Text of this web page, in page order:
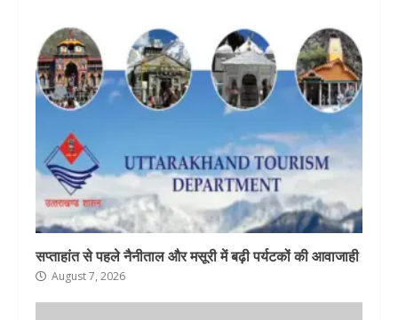
सप्ताहांत से पहले नैनीताल और मसूरी में बढ़ी पर्यटकों की आवाजाही
August 7, 2026